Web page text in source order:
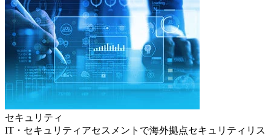
セキュリティ
IT・セキュリティアセスメントで海外拠点セキュリティリス